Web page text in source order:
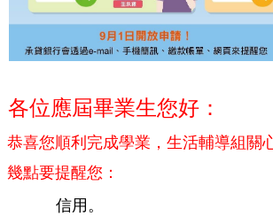
各位應屆畢業生您好：
恭喜您順利完成學業，生活輔導組關
幾點要提醒您：
信用。